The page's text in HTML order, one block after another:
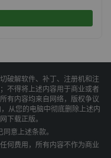
破解软件、补丁、注册机和注
不得将上述内容用于商业或者
有内容均来自网络，版权争议
从您的电脑中彻底删除上述内
下载正版。
意上述条款。
何费用，所有内容不作为商业